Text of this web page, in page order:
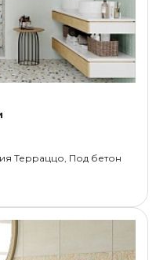
Терраццо, Под бетон